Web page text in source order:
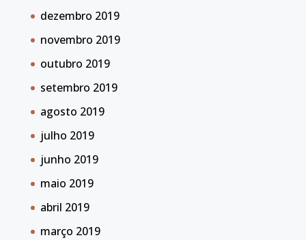
dezembro 2019
novembro 2019
outubro 2019
setembro 2019
agosto 2019
julho 2019
junho 2019
maio 2019
abril 2019
março 2019